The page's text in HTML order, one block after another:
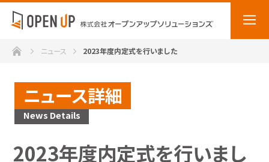
ホームニュース 2023年度内定式を行いました
ニュース詳細
News Details
2023年度内定式を行いまし